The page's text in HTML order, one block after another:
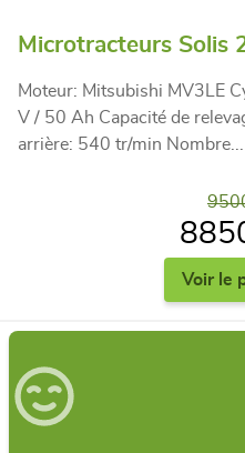
Microtracteurs Solis
Moteur: Mitsubishi MV3LE
V / 50 Ah Capacité de
arrière: 540 tr/min Nombre...
Voir le